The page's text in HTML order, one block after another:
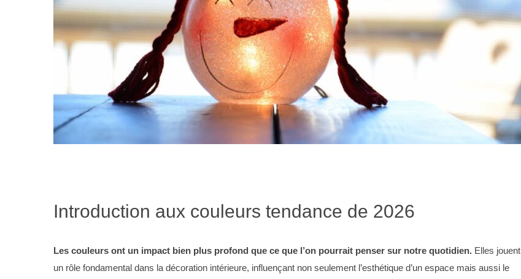
Introduction aux couleurs tendance de 2026
Les couleurs ont un impact bien plus profond que ce que l’on pourrait penser sur notre quotidien. Elles jouent
un rôle fondamental dans la décoration intérieure, influençant non seulement l’esthétique d’un espace mais aussi le